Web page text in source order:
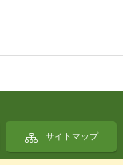
サイトマップ